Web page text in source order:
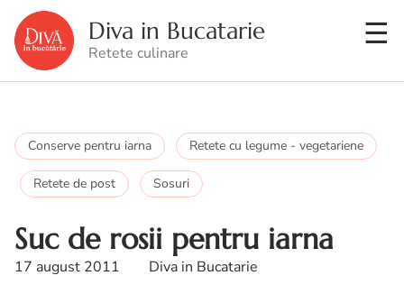
Diva in Bucatarie
Retete culinare
Conserve pentru iarna Retete cu legume - vegetariene
Retete de post Sosuri
Suc de rosii pentru iarna
17 august 2011 Diva in Bucatarie